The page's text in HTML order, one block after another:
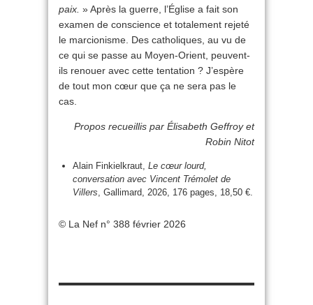
paix. » Après la guerre, l’Église a fait son
examen de conscience et totalement rejeté
le marcionisme. Des catholiques, au vu de
ce qui se passe au Moyen-Orient, peuvent-
ils renouer avec cette tentation ? J’espère
de tout mon cœur que ça ne sera pas le
cas.
Propos recueillis par Élisabeth Geffroy et
Robin Nitot
Alain Finkielkraut, Le cœur lourd,
conversation avec Vincent Trémolet de
Villers, Gallimard, 2026, 176 pages, 18,50 €.
© La Nef n° 388 février 2026